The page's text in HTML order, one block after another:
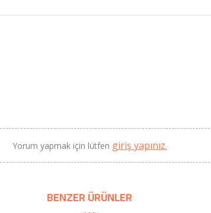
Yorum yapmak için lütfen giriş yapınız.
BENZER ÜRÜNLER